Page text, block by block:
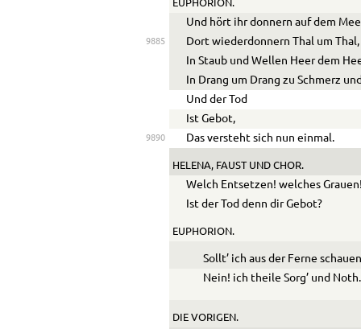
EUPHORION.
Und hört ihr donnern auf dem
9885
Dort wiederdonnern Thal um Thal,
In Staub und Wellen Heer dem
In Drang um Drang zu Schmerz
Und der Tod
Ist Gebot,
9890 Das versteht sich nun einmal.
HELENA, FAUSTUND CHOR.
Welch Entsetzen! welches
Ist der Tod denn dir Gebot?
EUPHORION.
Sollt’ ich aus der Ferne
Nein! ich theile Sorg’ und Noth.
DIE VORIGEN.